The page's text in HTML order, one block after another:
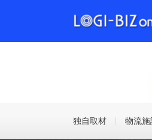
独自取材 物流